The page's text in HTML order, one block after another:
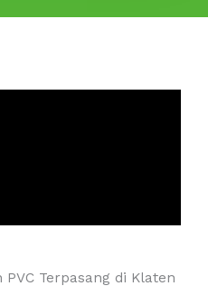
Terpasang di Klaten